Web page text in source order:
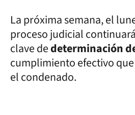
La próxima semana, el
proceso judicial
clave dedeterminación
cumplimiento efectivo
el condenado.